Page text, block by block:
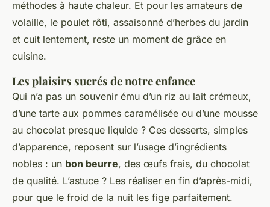
méthodes à haute chaleur. Et pour les amateurs de
volaille, le poulet rôti, assaisonné d’herbes du jardin
et cuit lentement, reste un moment de grâce en
cuisine.
Les plaisirs sucrés de notre enfance
Qui n’a pas un souvenir ému d’un riz au lait crémeux,
d’une tarte aux pommes caramélisée ou d’une mousse
au chocolat presque liquide ? Ces desserts, simples
d’apparence, reposent sur l’usage d’ingrédients
nobles : un bon beurre, des œufs frais, du chocolat
de qualité. L’astuce ? Les réaliser en fin d’après-midi,
pour que le froid de la nuit les fige parfaitement.